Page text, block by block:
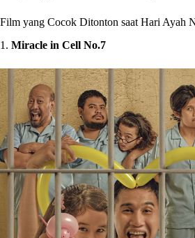
Film yang Cocok Ditonton saat Hari Ayah
1. Miracle in Cell No.7